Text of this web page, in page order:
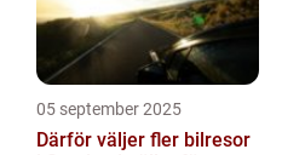
05 september 2025
Därför väljer fler bilresor